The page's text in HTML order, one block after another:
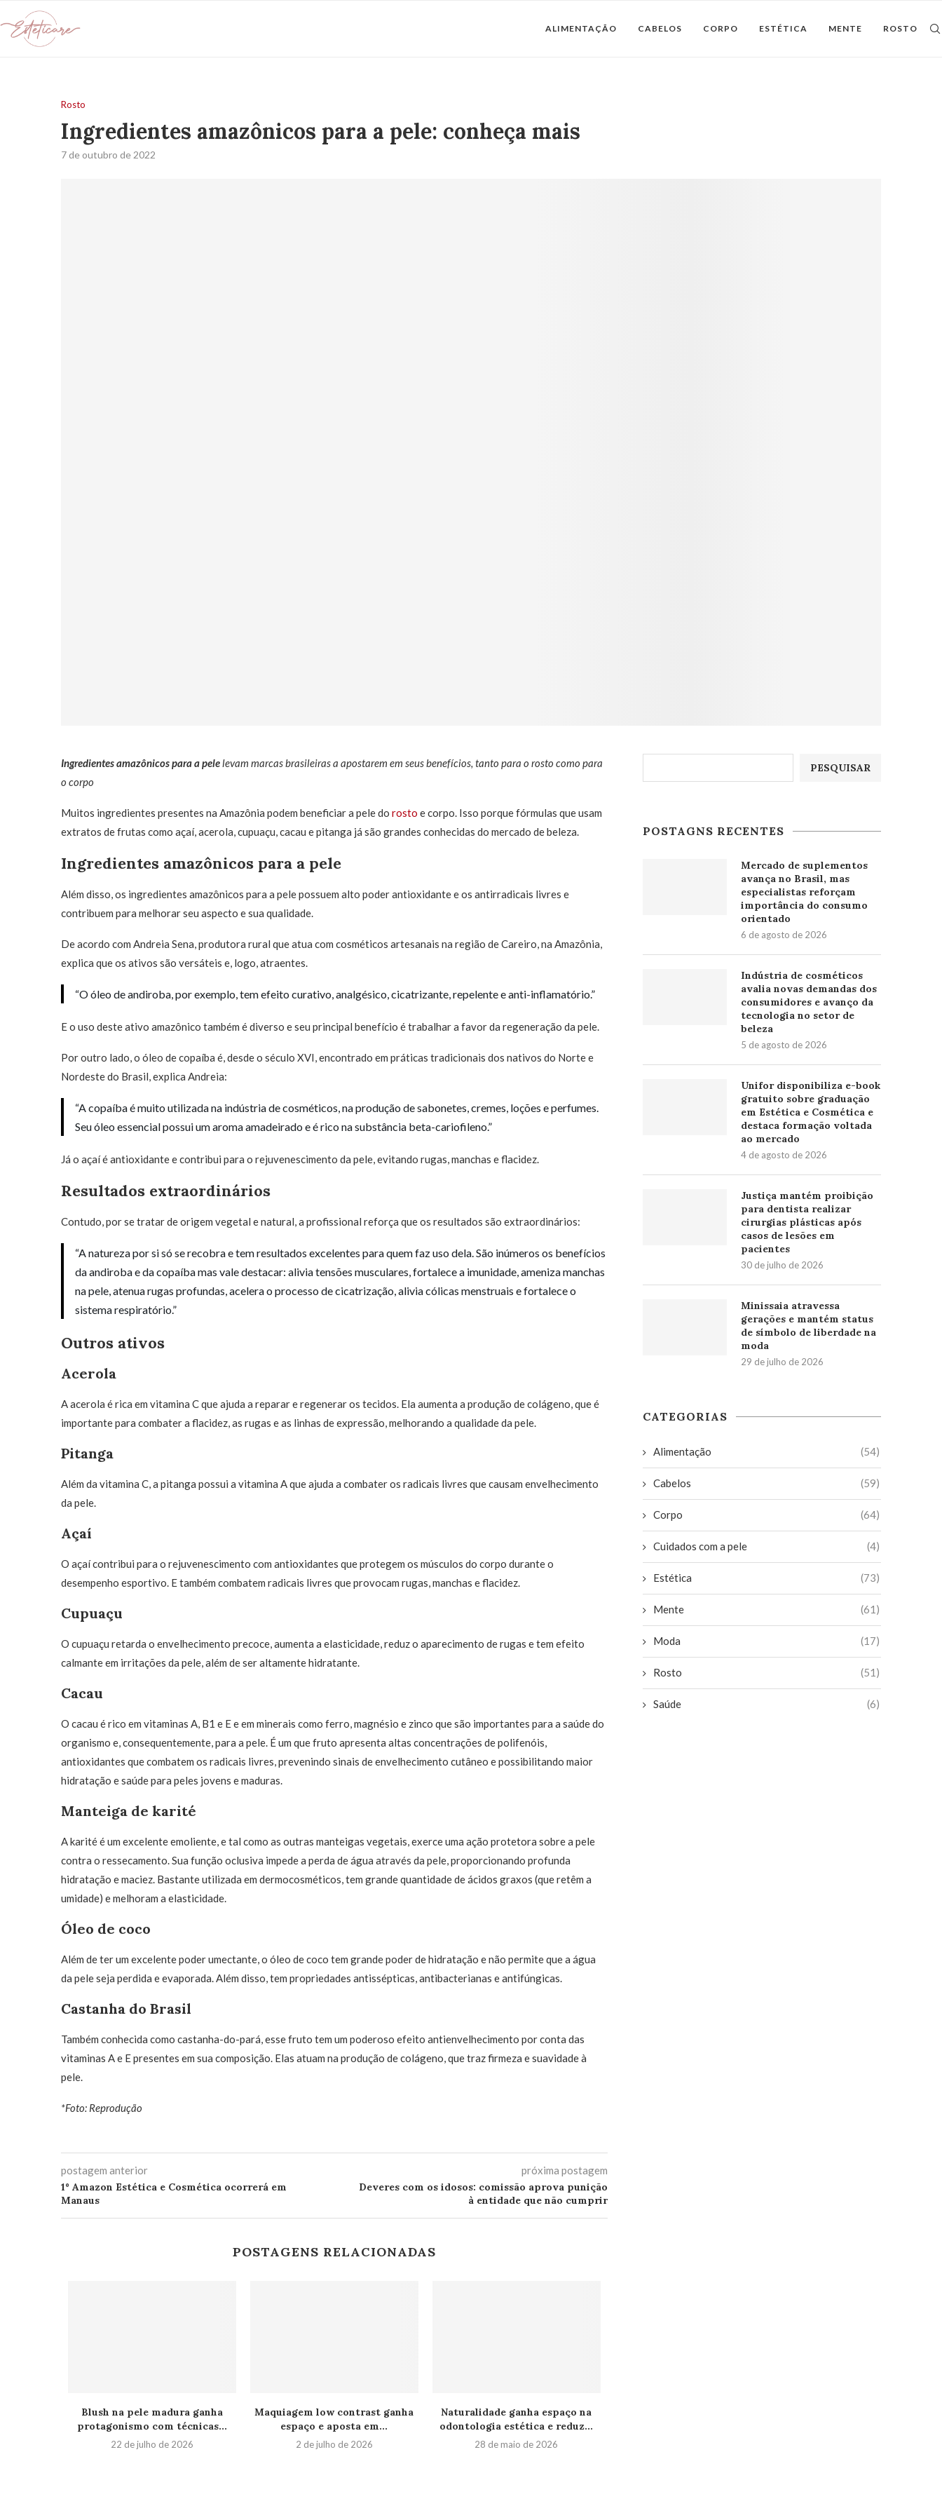
ALIMENTAÇÃO CABELOS CORPO ESTÉTICA MENTE ROSTO
Rosto
Ingredientes amazônicos para a pele: conheça mais
7 de outubro de 2022
Ingredientes amazônicos para a pelelevam marcas brasileiras a apostarem em seus benefícios, tanto para o rosto como para
o corpo
Muitos ingredientes presentes na Amazônia podem beneficiar a pele do rosto e corpo. Isso porque fórmulas que usam
extratos de frutas como açaí, acerola, cupuaçu, cacau e pitanga já são grandes conhecidas do mercado de beleza.
Ingredientes amazônicos para a pele
Além disso, os ingredientes amazônicos para a pele possuem alto poder antioxidante e os antirradicais livres e
contribuem para melhorar seu aspecto e sua qualidade.
De acordo com Andreia Sena, produtora rural que atua com cosméticos artesanais na região de Careiro, na Amazônia,
explica que os ativos são versáteis e, logo, atraentes.
“O óleo de andiroba, por exemplo, tem efeito curativo, analgésico, cicatrizante, repelente e anti-inflamatório.”
E o uso deste ativo amazônico também é diverso e seu principal benefício é trabalhar a favor da regeneração da pele.
Por outro lado, o óleo de copaíba é, desde o século XVI, encontrado em práticas tradicionais dos nativos do Norte e
Nordeste do Brasil, explica Andreia:
“A copaíba é muito utilizada na indústria de cosméticos, na produção de sabonetes, cremes, loções e perfumes.
Seu óleo essencial possui um aroma amadeirado e é rico na substância beta-cariofileno.”
Já o açaí é antioxidante e contribui para o rejuvenescimento da pele, evitando rugas, manchas e flacidez.
Resultados extraordinários
Contudo, por se tratar de origem vegetal e natural, a profissional reforça que os resultados são extraordinários:
“A natureza por si só se recobra e tem resultados excelentes para quem faz uso dela. São inúmeros os benefícios
da andiroba e da copaíba mas vale destacar: alivia tensões musculares, fortalece a imunidade, ameniza manchas
na pele, atenua rugas profundas, acelera o processo de cicatrização, alivia cólicas menstruais e fortalece o
sistema respiratório.”
Outros ativos
Acerola
A acerola é rica em vitamina C que ajuda a reparar e regenerar os tecidos. Ela aumenta a produção de colágeno, que é
importante para combater a flacidez, as rugas e as linhas de expressão, melhorando a qualidade da pele.
Pitanga
Além da vitamina C, a pitanga possui a vitamina A que ajuda a combater os radicais livres que causam envelhecimento
da pele.
Açaí
O açaí contribui para o rejuvenescimento com antioxidantes que protegem os músculos do corpo durante o
desempenho esportivo. E também combatem radicais livres que provocam rugas, manchas e flacidez.
Cupuaçu
O cupuaçu retarda o envelhecimento precoce, aumenta a elasticidade, reduz o aparecimento de rugas e tem efeito
calmante em irritações da pele, além de ser altamente hidratante.
Cacau
O cacau é rico em vitaminas A, B1 e E e em minerais como ferro, magnésio e zinco que são importantes para a saúde do
organismo e, consequentemente, para a pele. É um que fruto apresenta altas concentrações de polifenóis,
antioxidantes que combatem os radicais livres, prevenindo sinais de envelhecimento cutâneo e possibilitando maior
hidratação e saúde para peles jovens e maduras.
Manteiga de karité
A karité é um excelente emoliente, e tal como as outras manteigas vegetais, exerce uma ação protetora sobre a pele
contra o ressecamento. Sua função oclusiva impede a perda de água através da pele, proporcionando profunda
hidratação e maciez. Bastante utilizada em dermocosméticos, tem grande quantidade de ácidos graxos (que retêm a
umidade) e melhoram a elasticidade.
Óleo de coco
Além de ter um excelente poder umectante, o óleo de coco tem grande poder de hidratação e não permite que a água
da pele seja perdida e evaporada. Além disso, tem propriedades antissépticas, antibacterianas e antifúngicas.
Castanha do Brasil
Também conhecida como castanha-do-pará, esse fruto tem um poderoso efeito antienvelhecimento por conta das
vitaminas A e E presentes em sua composição. Elas atuam na produção de colágeno, que traz firmeza e suavidade à
pele.
*Foto: Reprodução
postagem anterior
1º Amazon Estética e Cosmética ocorrerá em
Manaus
próxima postagem
Deveres com os idosos: comissão aprova punição
à entidade que não cumprir
POSTAGENS RELACIONADAS
Blush na pele madura ganha
protagonismo com técnicas...
22 de julho de 2026
Maquiagem low contrast ganha
espaço e aposta em...
2 de julho de 2026
Naturalidade ganha espaço na
odontologia estética e reduz...
28 de maio de 2026
PESQUISAR
POSTAGNS RECENTES
Mercado de suplementos
avança no Brasil, mas
especialistas reforçam
importância do consumo
orientado
6 de agosto de 2026
Indústria de cosméticos
avalia novas demandas dos
consumidores e avanço da
tecnologia no setor de
beleza
5 de agosto de 2026
Unifor disponibiliza e-book
gratuito sobre graduação
em Estética e Cosmética e
destaca formação voltada
ao mercado
4 de agosto de 2026
Justiça mantém proibição
para dentista realizar
cirurgias plásticas após
casos de lesões em
pacientes
30 de julho de 2026
Minissaia atravessa
gerações e mantém status
de símbolo de liberdade na
moda
29 de julho de 2026
CATEGORIAS
Alimentação (54)
Cabelos (59)
Corpo (64)
Cuidados com a pele (4)
Estética (73)
Mente (61)
Moda (17)
Rosto (51)
Saúde (6)